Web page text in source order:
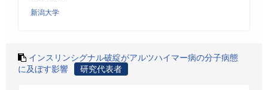
新潟大学
インスリンシグナル破綻がアルツハイマー病の分子病態
に及ぼす影響
研究代表者